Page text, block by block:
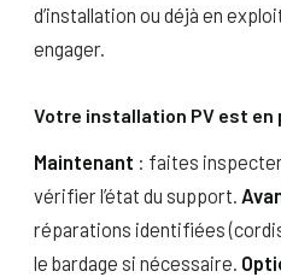
d’installation ou déjà en
engager.
Votre installation PV est en
Maintenant : faites
vérifier l’état du support.
réparations identifiées
le bardage si nécessaire.